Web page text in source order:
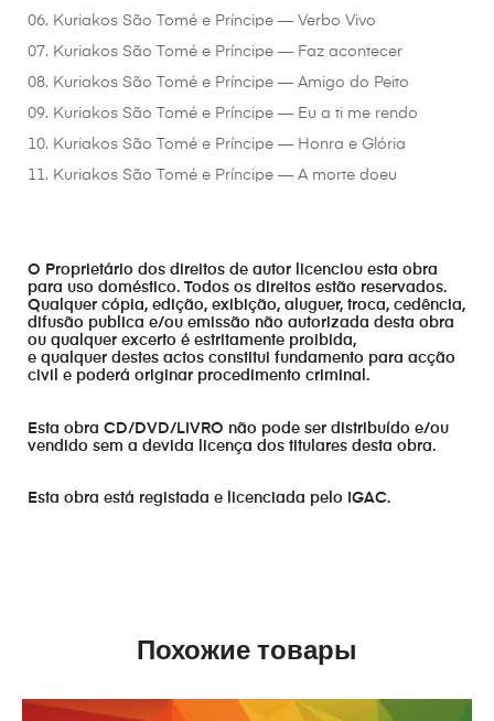
06. Kuriakos São Tomé e Príncipe — Verbo Vivo
07. Kuriakos São Tomé e Príncipe — Faz acontecer
08. Kuriakos São Tomé e Príncipe — Amigo do Peito
09. Kuriakos São Tomé e Príncipe — Eu a ti me rendo
10. Kuriakos São Tomé e Príncipe — Honra e Glória
11. Kuriakos São Tomé e Príncipe — A morte doeu
O Proprietário dos direitos de autor licenciou esta obra
para uso doméstico. Todos os direitos estão reservados.
Qualquer cópia, edição, exibição, aluguer, troca, cedência,
difusão publica e/ou emissão não autorizada desta obra
ou qualquer excerto é estritamente proibida,
e qualquer destes actos constitui fundamento para acção
civil e poderá originar procedimento criminal.
Esta obra CD/DVD/LIVRO não pode ser distribuído e/ou
vendido sem a devida licença dos titulares desta obra.
Esta obra está registada e licenciada pelo IGAC.
Похожие товары